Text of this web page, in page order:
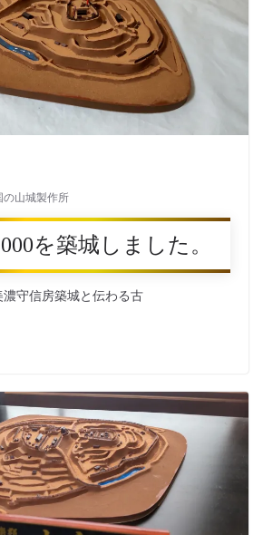
の山城製作所
を築城しました。
守信房築城と伝わる古